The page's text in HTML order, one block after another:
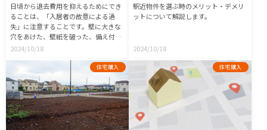
日頃から退去費用を抑えるためにでき
ることは、「入居者の故意による過
失」に注意することです。壁に大きな
穴をあけた、壁紙を破った、備え付け
のタンスを壊したなど、明らかに入居
に、どんなことが故意による過失に当
てはまるのかいくつか見ていきましょ
う。
2024/10/18
駅近物件を選ぶ時のメリット・デメリ
ットについて解説します。
2024/10/18
住宅購入 住宅購入